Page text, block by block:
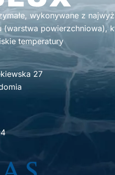
wykonywane z
(warstwa powierzchniowa),
temperatury
27